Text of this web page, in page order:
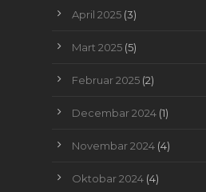
April 2025(3)
Mart 2025(5)
Februar 2025(2)
Decembar 2024(1)
Novembar 2024(4)
Oktobar 2024(4)